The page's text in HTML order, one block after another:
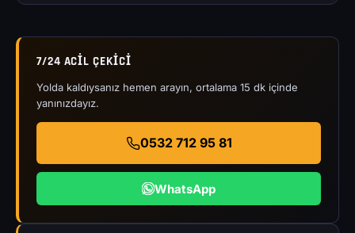
7/24 ACIL ÇEKICI
Yolda kaldıysanız hemen arayın, ortalama 15 dk içinde
yanınızdayız.
0532 712 95 81
WhatsApp